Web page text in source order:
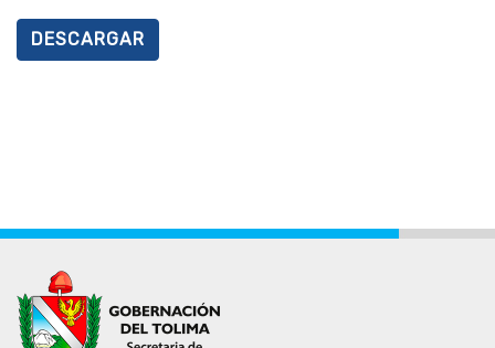
DESCARGAR